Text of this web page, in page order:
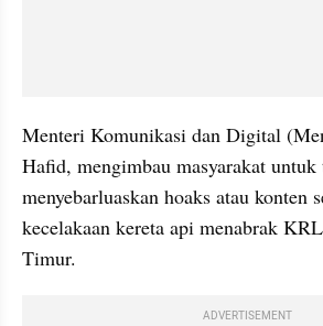
Menteri Komunikasi dan Digital
Hafid, mengimbau masyarakat
menyebarluaskan hoaks atau konten
kecelakaan kereta api menabrak
Timur.
ADVERTISEMENT